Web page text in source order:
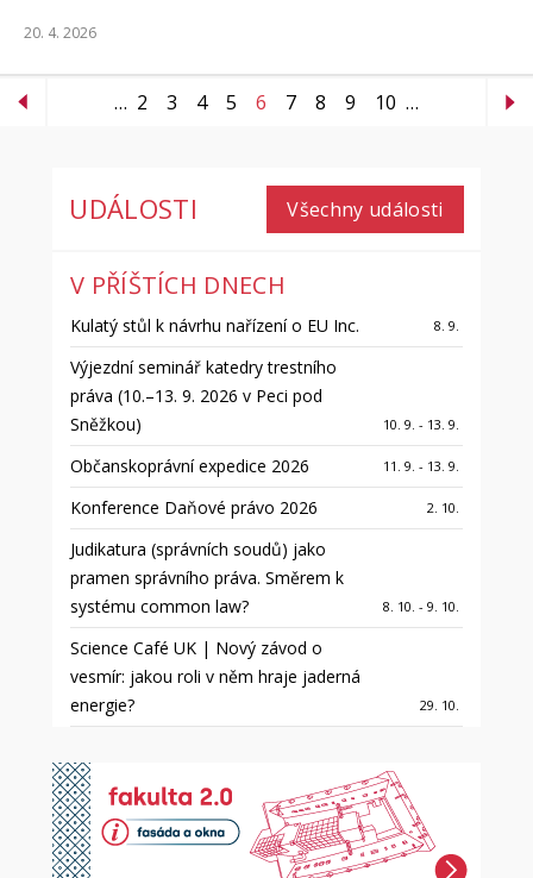
20. 4. 2026
… 2 3 4 5 6 7 8 9 10 …
UDÁLOSTI Všechny události
V PŘÍŠTÍCH DNECH
Kulatý stůl k návrhu nařízení o EU Inc. 8. 9.
Výjezdní seminář katedry trestního
práva (10.–13. 9. 2026 v Peci pod
Sněžkou)
10. 9. - 13. 9.
Občanskoprávní expedice 2026 11. 9. - 13. 9.
Konference Daňové právo 2026 2. 10.
Judikatura (správních soudů) jako
pramen správního práva. Směrem k
systému common law?
8. 10. - 9. 10.
Science Café UK | Nový závod o
vesmír: jakou roli v něm hraje jaderná
energie?
29. 10.